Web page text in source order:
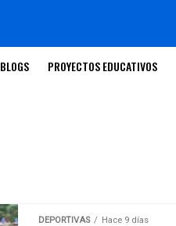
BLOGS PROYECTOS EDUCATIVOS
DEPORTIVAS Hace 9 días